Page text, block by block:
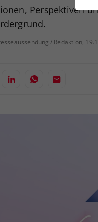
Perspektiven
/ Redaktion,